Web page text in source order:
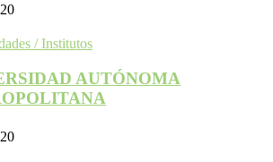
/ Institutos
AUTÓNOMA